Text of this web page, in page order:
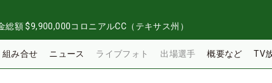
総額 $9,900,000コロニアルCC（テキサス州）
組み合せ ニュース ライブフォト 出場選手 概要など TV